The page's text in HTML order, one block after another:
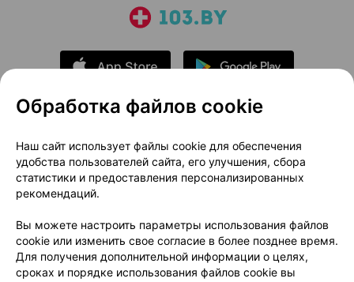
О проекте
Новости проекта
Размещение рекламы
Медицинский маркетинг
Публичный договор
Доставка
Способы оплаты
Вакансии
Партнеры
Написать руководителю 103.by
Написать в поддержку
Обработка файлов cookie
Наш сайт использует файлы cookie для обеспечения
удобства пользователей сайта, его улучшения, сбора
статистики и предоставления персонализированных
рекомендаций.
Вы можете настроить параметры использования файлов
cookie или изменить свое согласие в более позднее время.
Для получения дополнительной информации о целях,
сроках и порядке использования файлов cookie вы